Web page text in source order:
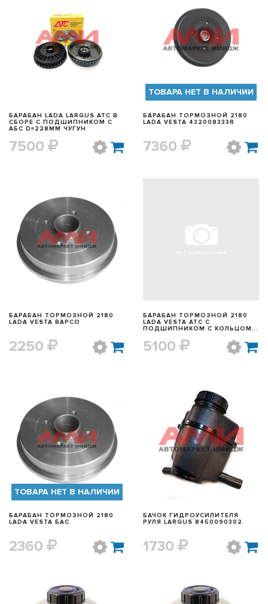
БЫСТРЫЙ ПРОСМОТР
БАРАБАН LADA LARGUS АТС В
СБОРЕ С ПОДШИПНИКОМ С
АБС D=228ММ ЧУГУН
7500
БЫСТРЫЙ ПРОСМОТР
ТОВАРА НЕТ В НАЛИЧИИ
БАРАБАН ТОРМОЗНОЙ 2180
LADA VESTA 432008333R
7360
БЫСТРЫЙ ПРОСМОТР
БАРАБАН ТОРМОЗНОЙ 2180
LADA VESTA BAPCO
2250
БАРАБАН ТОРМОЗНОЙ 2180
LADA VESTA АТС С
ПОДШИПНИКОМ С КОЛЬЦОМ
5100
БЫСТРЫЙ ПРОСМОТР
ТОВАРА НЕТ В НАЛИЧИИ
БАРАБАН ТОРМОЗНОЙ 2180
LADA VESTA БАС
2360
БЫСТРЫЙ ПРОСМОТР
БАЧОК ГИДРОУСИЛИТЕЛЯ
РУЛЯ LARGUS 8450090302
1730